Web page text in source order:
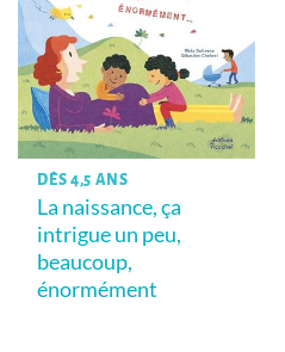
DÈS 4,5 ANS
La naissance, ça
intrigue un peu,
beaucoup,
énormément